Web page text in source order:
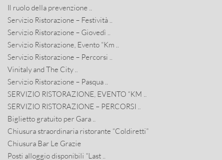
Il ruolo della prevenzione ..
Servizio Ristorazione – Festività ..
Servizio Ristorazione – Giovedì ..
Servizio Ristorazione, Evento “Km ..
Servizio Ristorazione – Percorsi ..
Vinitaly and The City ..
Servizio Ristorazione – Pasqua ..
SERVIZIO RISTORAZIONE, EVENTO “KM ..
SERVIZIO RISTORAZIONE – PERCORSI ..
Biglietto gratuito per Gara ..
Chiusura straordinaria ristorante “Coldiretti”
Chiusura Bar Le Grazie
Posti alloggio disponibili “Last ..